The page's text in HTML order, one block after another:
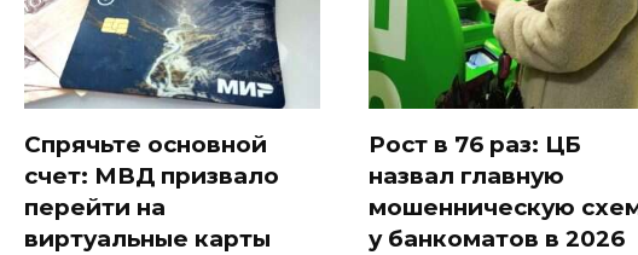
Спрячьте основной
счет: МВД призвало
перейти на
виртуальные карты
Рост в 76 раз: ЦБ
назвал главную
мошенническую
у банкоматов в 2026